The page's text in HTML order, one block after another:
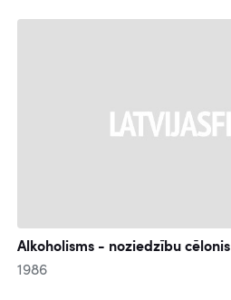
Alkoholisms - noziedzību cēlonis
1986